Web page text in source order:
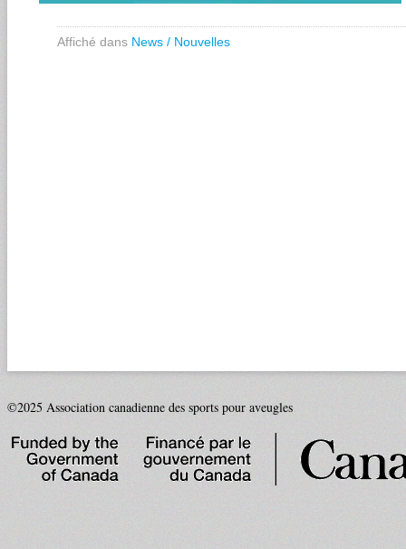
Affiché dans News / Nouvelles
©2025 Association canadienne des sports pour aveugles